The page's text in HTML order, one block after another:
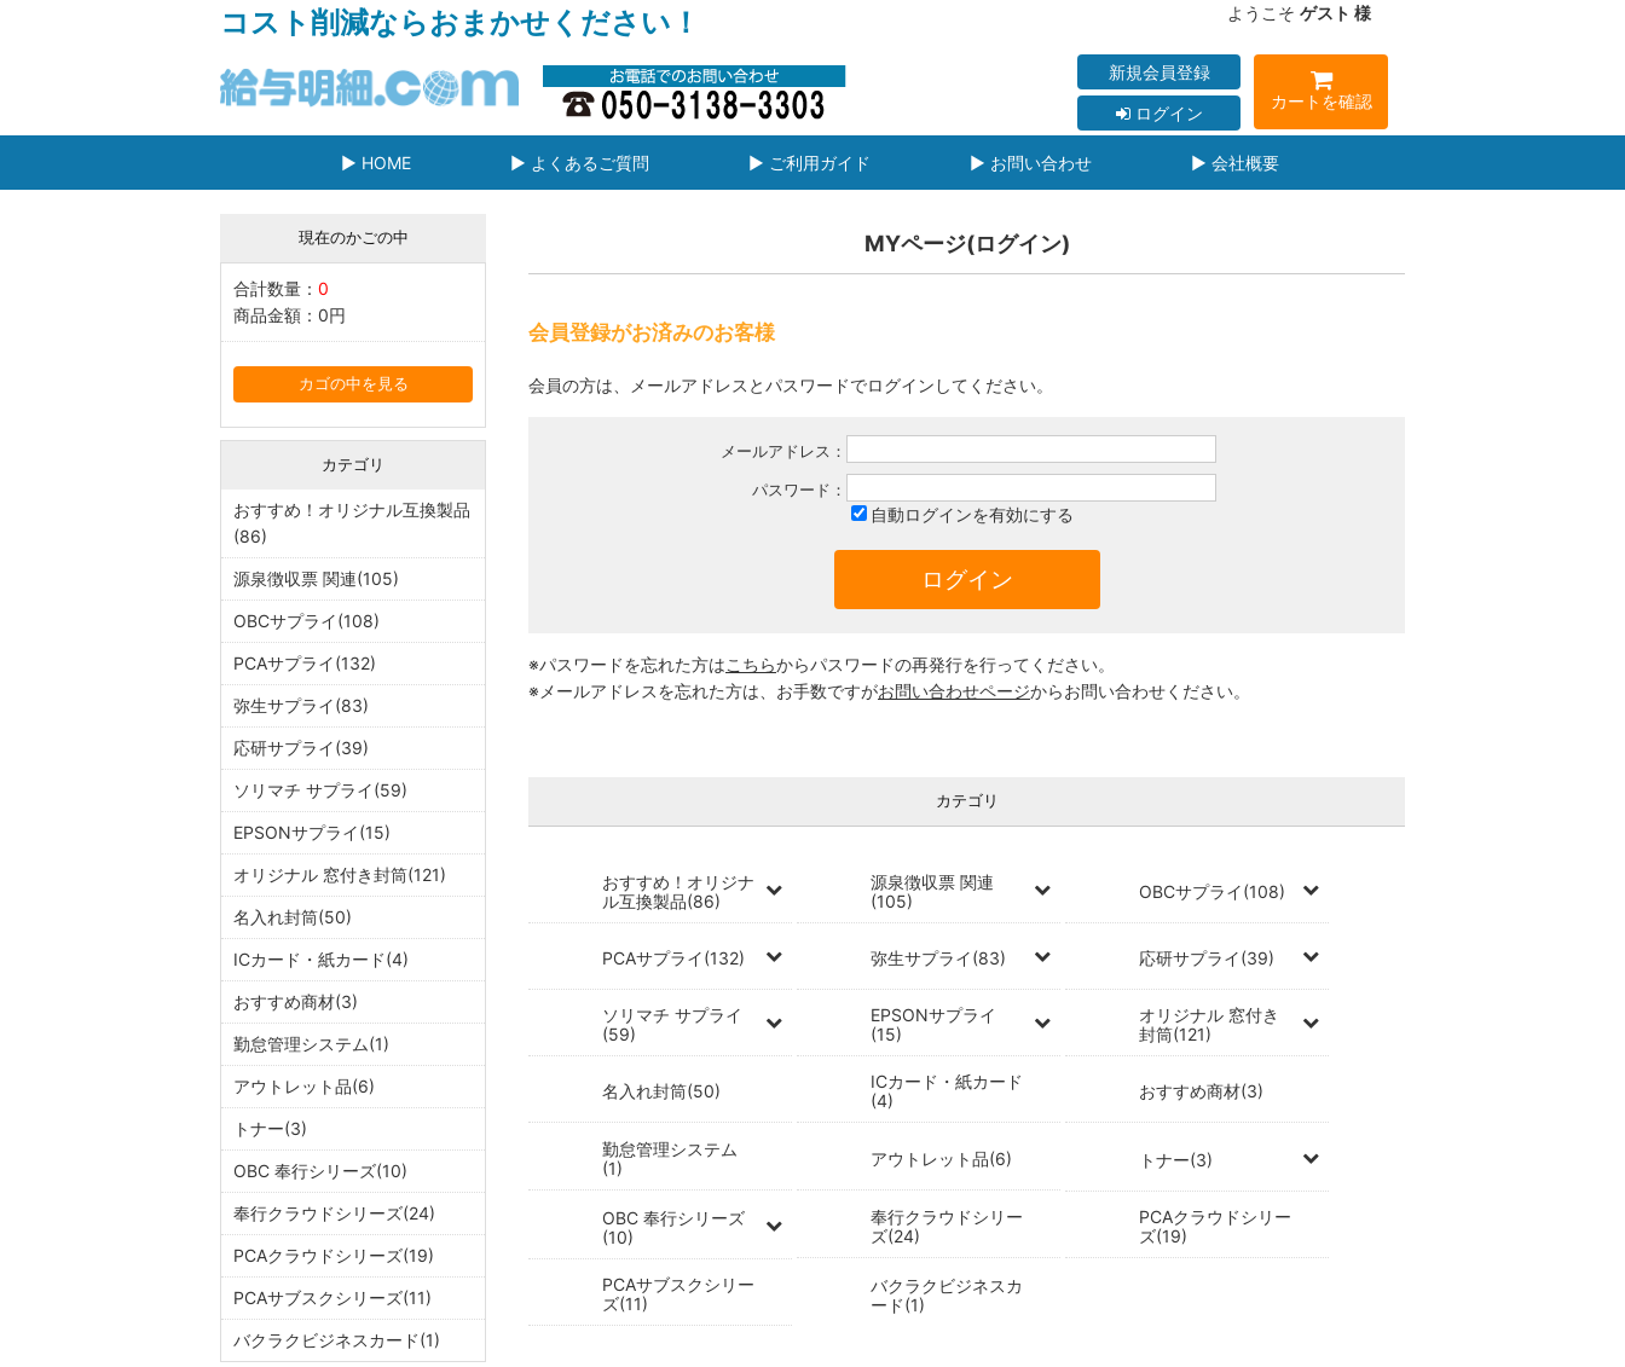
コスト削減ならおまかせください！ ようこそ ゲスト 様
新規会員登録
ログイン
カートを確認
▶ HOME ▶ よくあるご質問 ▶ ご利用ガイド ▶ お問い合わせ ▶ 会社概要
現在のかごの中
合計数量： 0
商品金額： 0円
カゴの中を見る
カテゴリ
おすすめ！オリジナル互換製品
(86)
源泉徴収票 関連(105)
OBCサプライ(108)
PCAサプライ(132)
弥生サプライ(83)
応研サプライ(39)
ソリマチ サプライ(59)
EPSONサプライ(15)
オリジナル 窓付き封筒(121)
名入れ封筒(50)
ICカード・紙カード(4)
おすすめ商材(3)
勤怠管理システム(1)
アウトレット品(6)
トナー(3)
OBC 奉行シリーズ(10)
奉行クラウドシリーズ(24)
PCAクラウドシリーズ(19)
PCAサブスクシリーズ(11)
バクラクビジネスカード(1)
MYページ(ログイン)
会員登録がお済みのお客様
会員の方は、メールアドレスとパスワードでログインしてください。
メールアドレス：
パスワード：
自動ログインを有効にする
※パスワードを忘れた方はこちらからパスワードの再発行を行ってください。
※メールアドレスを忘れた方は、お手数ですがお問い合わせページからお問い合わせください。
カテゴリ
おすすめ！オリジナ
ル互換製品(86)
源泉徴収票 関連
(105)
OBCサプライ(108)
PCAサプライ(132) 弥生サプライ(83) 応研サプライ(39)
ソリマチ サプライ
(59)
EPSONサプライ
(15)
オリジナル 窓付き
封筒(121)
名入れ封筒(50)
ICカード・紙カード
(4)
おすすめ商材(3)
勤怠管理システム
(1)
アウトレット品(6) トナー(3)
OBC 奉行シリーズ
(10)
奉行クラウドシリー
ズ(24)
PCAクラウドシリー
ズ(19)
PCAサブスクシリー
ズ(11)
バクラクビジネスカ
ード(1)